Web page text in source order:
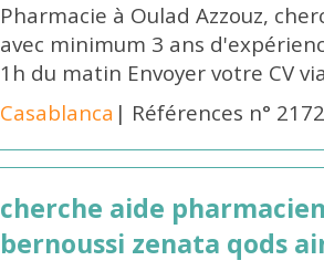
Pharmacie à Oulad Azzouz,
avec minimum 3 ans
1h du matin Envoyer votre CV
Casablanca | Références n°
cherche aide
bernoussi zenata qods